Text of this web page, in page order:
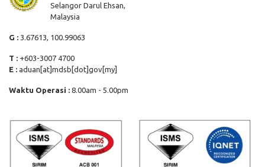
Selangor Darul Ehsan,
Malaysia
G : 3.67613, 100.99063
T : +603-3007 4700
E : aduan[at]mdsb[dot]gov[my]
Waktu Operasi : 8.00am - 5.00pm